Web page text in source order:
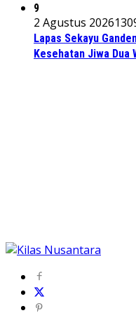
9
2 Agustus 2026
Lapas Sekayu
Kesehatan Jiwa Dua